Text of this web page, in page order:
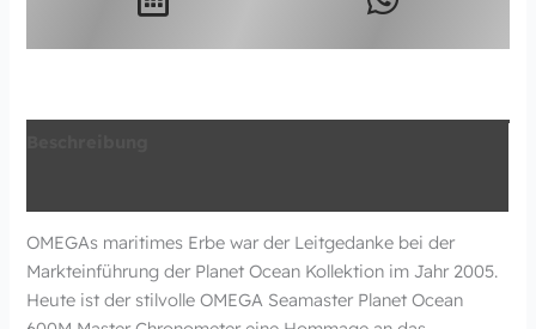
OMEGAs maritimes Erbe war der Leitgedanke bei der
Markteinführung der Planet Ocean Kollektion im Jahr 2005.
Heute ist der stilvolle OMEGA Seamaster Planet Ocean